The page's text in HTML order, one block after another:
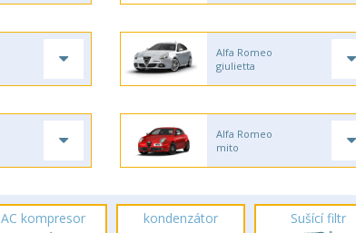
Alfa Romeo
giulietta
Alfa Romeo
mito
AC kompresor kondenzátor Sušící filtr